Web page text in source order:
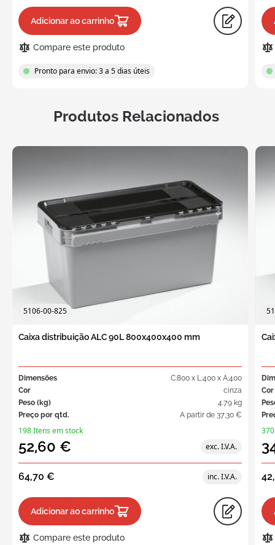
Adicionar ao carrinho
Compare este produto
Pronto para envio: 3 a 5 dias úteis
Produtos Relacionados
5106-00-825
Caixa distribuição ALC 90L 800x400x400 mm
Dimensões
C:800 x L:400 x A:400
Cor
cinza
Peso (kg)
4.79 kg
Preço por qtd.
A partir de 37,30 €
198 Itens em stock
52,60 €
64,70 €
Adicionar ao carrinho
Compare este produto
Cor